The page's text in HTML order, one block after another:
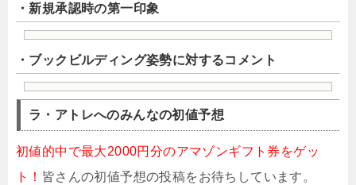
・新規承認時の第一印象
・ブックビルディング姿勢に対するコメント
ラ・アトレへのみんなの初値予想
初値的中で最大2000円分のアマゾンギフト券をゲッ
ト！ 皆さんの初値予想の投稿をお待ちしています。